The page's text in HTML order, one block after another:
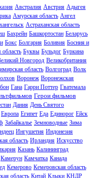
Австралия Австрия Адыгея
Амурская область Ангел
Астраханская область
Бахрейн Башкортостан Беларусь
Бокс Болгария Боливия Босния и
область Буквы Бульдог Буркина
Новгород Великобритания
область Волгоград Волк
Воронеж Воронежская
Гана Гарри Поттер Гватемала
Герои фильмов
Дания День Святого
Европа Египет Еда Единорог Ейск
Забайкалье Земноводные Зима
Ингушетия Индонезия
область Ирландия Искусство
Казань Калининград
Камерун Камчатка Канада
Кемерово Кемеровская область
область Китай Клыки КНДР